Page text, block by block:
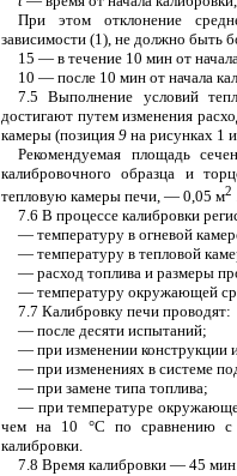
При этом отклонение
зависимости (1), не должно быть
15 — в течение 10 мин от
10 — после 10 мин от начала
7.5 Выполнение условий
достигают путем изменения
камеры (позиция 9 на рисунках 1
Рекомендуемая площадь
калибровочного образца и
тепловую камеры печи, — 0,05 м2
7.6 В процессе калибровки
— температуру в огневой
— температуру в тепловой
— расход топлива и размеры
— температуру окружающей
7.7 Калибровку печи проводят:
— после десяти испытаний;
— при изменении конструкции
— при изменениях в системе
— при замене типа топлива;
— при температуре
чем на 10 °С по сравнению с
калибровки.
7.8 Время калибровки — 45